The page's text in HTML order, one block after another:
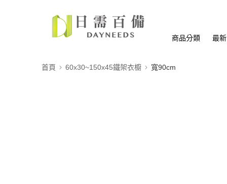
商品分類 最
首頁 60x30~150x45鐵架衣櫥 寬90cm